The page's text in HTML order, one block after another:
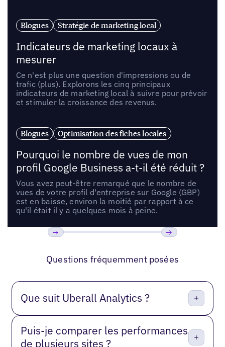
Blogues Stratégie de marketing local
Indicateurs de marketing locaux à
mesurer
Ce n'est plus une question d'impressions ou de
trafic (plus). Explorons les cinq principaux
indicateurs de marketing local à suivre pour prévoir
et stimuler la croissance des revenus.
Blogues Optimisation des fiches locales
Pourquoi le nombre de vues de mon
profil Google Business a-t-il été réduit ?
Vous avez peut-être remarqué que le nombre de
vues de votre profil d'entreprise sur Google (GBP)
est en baisse, environ la moitié par rapport à ce
qu'il était il y a quelques mois à peine.
Questions fréquemment posées
Que suit Uberall Analytics ?
Puis-je comparer les performances
de plusieurs sites ?